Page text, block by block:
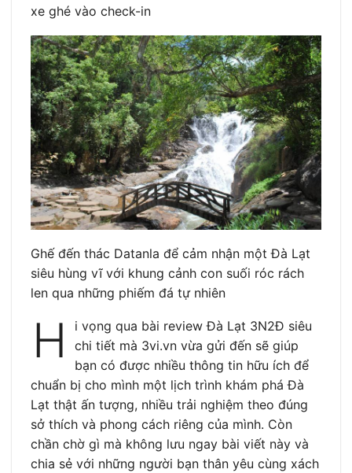
xe ghé vào check-in
Ghế đến thác Datanla để cảm nhận một Đà Lạt
siêu hùng vĩ với khung cảnh con suối róc rách
len qua những phiếm đá tự nhiên
H
i vọng qua bài review Đà Lạt 3N2Đ siêu
chi tiết mà 3vi.vn vừa gửi đến sẽ giúp
bạn có được nhiều thông tin hữu ích để
chuẩn bị cho mình một lịch trình khám phá Đà
Lạt thật ấn tượng, nhiều trải nghiệm theo đúng
sở thích và phong cách riêng của mình. Còn
chần chờ gì mà không lưu ngay bài viết này và
chia sẻ với những người bạn thân yêu cùng xách